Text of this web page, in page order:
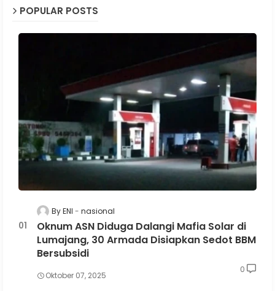
POPULAR POSTS
By ENI nasional
Oknum ASN Diduga Dalangi Mafia Solar di
Lumajang, 30 Armada Disiapkan Sedot BBM
Bersubsidi
Oktober 07, 2025
0